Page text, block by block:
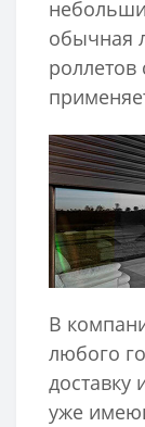
обычная
В
любого
доставку
уже